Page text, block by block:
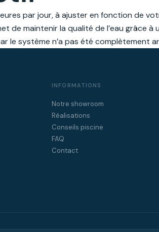
par jour, à ajuster en fonction de
maintenir la qualité de l’eau grâce à
le système n’a pas été complètement
INFORMATIONS
Notre showroom
Réalisations
Conseils piscine
FAQ
Contact